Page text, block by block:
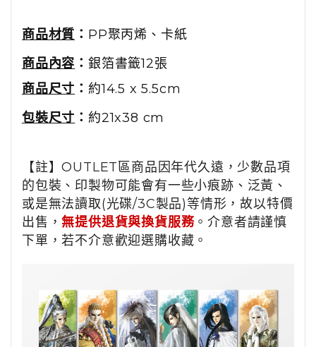
商品材質 ： PP聚丙烯、卡紙
商品內容 ：銀箔書籤12張
商品尺寸 ：約14.5 x 5.5cm
包裝尺寸 ：約21x38 cm
【註】OUTLET區商品因年代久遠，少數品項
的包裝、印製物可能會有一些小痕跡、泛黃、
或是無法讀取(光碟/3C製品)等情形，故以特價
出售，無提供退貨與換貨服務。介意者請謹慎
下單，若不介意歡迎選購收藏。